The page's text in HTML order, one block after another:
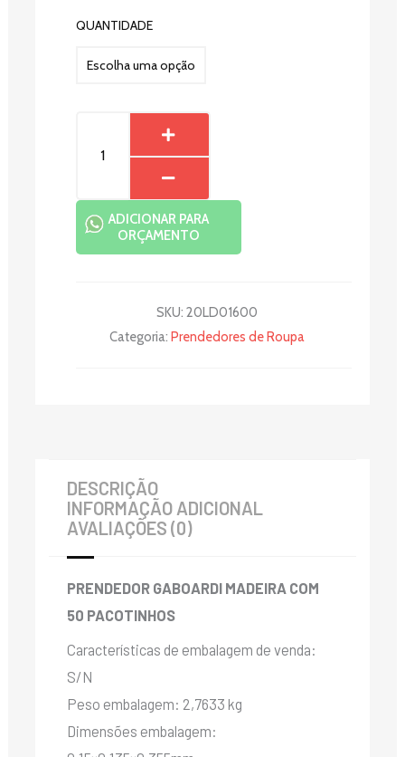
QUANTIDADE
PRENDEDOR
ADICIONAR PARA
ORÇAMENTO
SKU: 20LD01600
Categoria: Prendedores de Roupa
DESCRIÇÃO
INFORMAÇÃO ADICIONAL
AVALIAÇÕES (0)
PRENDEDOR GABOARDI MADEIRA COM
50 PACOTINHOS
Características de embalagem de venda:
S/N
Peso embalagem: 2,7633 kg
Dimensões embalagem: